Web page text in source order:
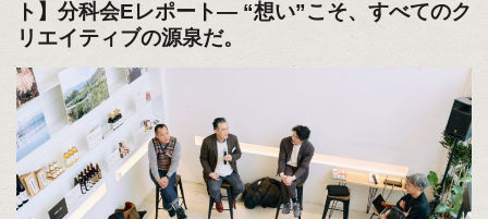
ト】分科会Eレポート― “想い”こそ、すべてのク
リエイティブの源泉だ。